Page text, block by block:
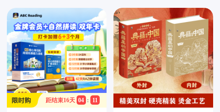
功能，让孩子足不出户学
RAZ ，27个级别，
2000+册原版绘本，累计
1.7万词汇，让孩子的英
语学习之旅更加精彩！
ABCreading/ABC
reading/ABC Reading
距结束16天 04 : 11
快跑】双app永久卡会
员，沉浸式AI动画情景
剧，通过角色扮演和模
拟对话形式，让孩子沉
浸在纯正的语言环境
中，自然地习得语言听
书技能，掌握地道英
语！